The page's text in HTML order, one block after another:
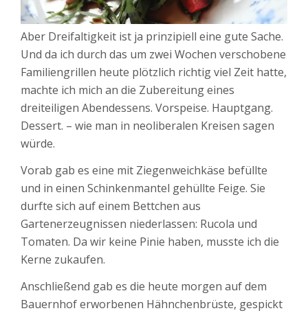
Aber Dreifaltigkeit ist ja prinzipiell eine gute Sache.
Und da ich durch das um zwei Wochen verschobene
Familiengrillen heute plötzlich richtig viel Zeit hatte,
machte ich mich an die Zubereitung eines
dreiteiligen Abendessens. Vorspeise. Hauptgang.
Dessert. – wie man in neoliberalen Kreisen sagen
würde.
Vorab gab es eine mit Ziegenweichkäse befüllte
und in einen Schinkenmantel gehüllte Feige. Sie
durfte sich auf einem Bettchen aus
Gartenerzeugnissen niederlassen: Rucola und
Tomaten. Da wir keine Pinie haben, musste ich die
Kerne zukaufen.
Anschließend gab es die heute morgen auf dem
Bauernhof erworbenen Hähnchenbrüste, gespickt